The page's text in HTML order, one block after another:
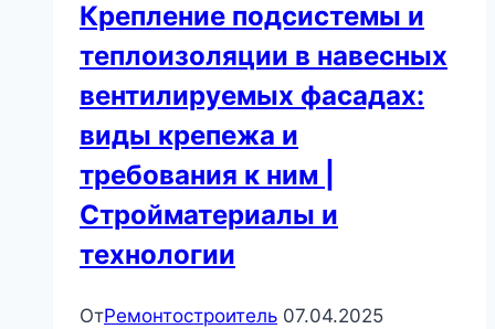
Крепление подсистемы и
теплоизоляции в навесных
вентилируемых фасадах:
виды крепежа и
требования к ним |
Стройматериалы и
технологии
ОтРемонтостроитель 07.04.2025